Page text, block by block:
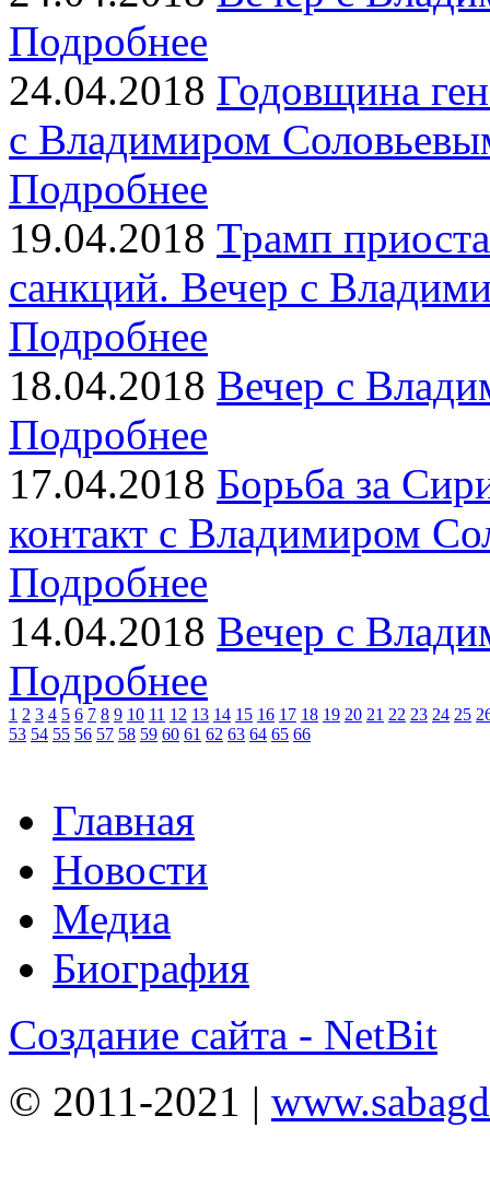
Подробнее
24.04.2018 Годовщина
с Владимиром
Подробнее
19.04.2018 Трамп
санкций. Вечер с
Подробнее
18.04.2018 Вечер с
Подробнее
17.04.2018 Борьба за
контакт с Владимиром
Подробнее
14.04.2018 Вечер с
Подробнее
1 2 3 4 5 6 7 8 9 10 11 12 13 14 15 16 17 18 19 20 21 22 23 24 25
53 54 55 56 57 58 59 60 61 62 63 64 65 66
Главная
Новости
Медиа
Биография
Создание сайта - NetBit
© 2011-2021 |